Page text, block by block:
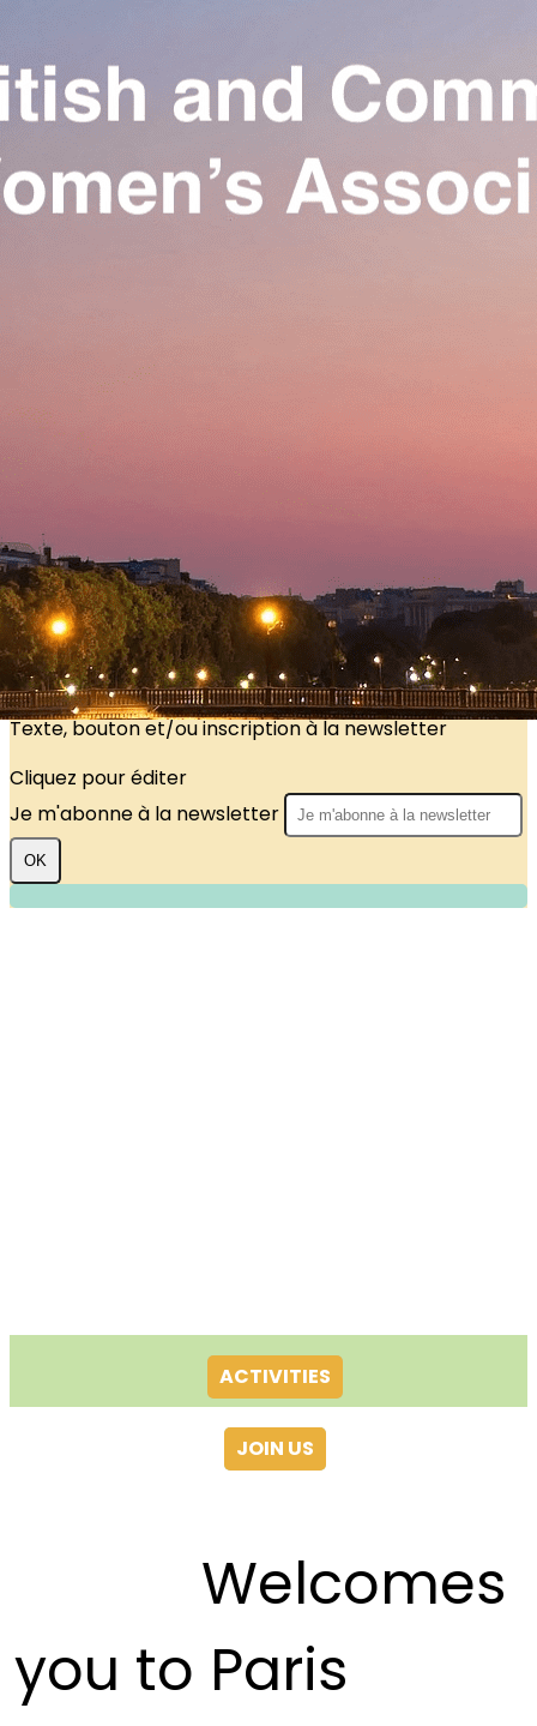
Exporter uniquement les colonnes affichées
Ajoutez un logo, un bouton, des réseaux sociaux
Our Association
Activities
Join us
?>
Images de la page d'accueil
Cliquez pour éditer
Texte, bouton et/ou inscription à la newsletter
Cliquez pour éditer
Je m'abonne à la newsletter
OK
ACTIVITIES
JOIN US
Welcomes
you to Paris